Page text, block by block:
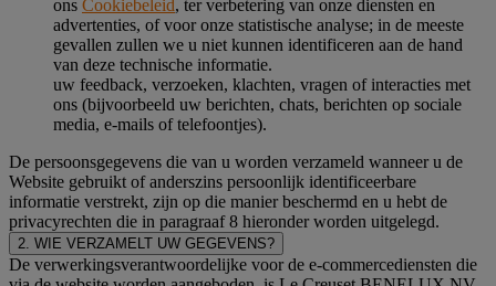
ons Cookiebeleid, ter verbetering van onze diensten en
advertenties, of voor onze statistische analyse; in de meeste
gevallen zullen we u niet kunnen identificeren aan de hand
van deze technische informatie.
uw feedback, verzoeken, klachten, vragen of interacties met
ons (bijvoorbeeld uw berichten, chats, berichten op sociale
media, e-mails of telefoontjes).
De persoonsgegevens die van u worden verzameld wanneer u de
Website gebruikt of anderszins persoonlijk identificeerbare
informatie verstrekt, zijn op die manier beschermd en u hebt de
privacyrechten die in paragraaf 8 hieronder worden uitgelegd.
2. WIE VERZAMELT UW GEGEVENS?
De verwerkingsverantwoordelijke voor de e-commercediensten die